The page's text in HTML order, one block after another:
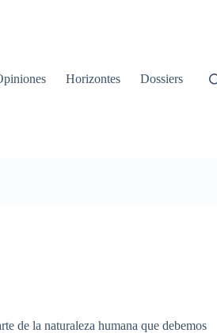
Horizontes Dossiers
de la naturaleza humana que debemos